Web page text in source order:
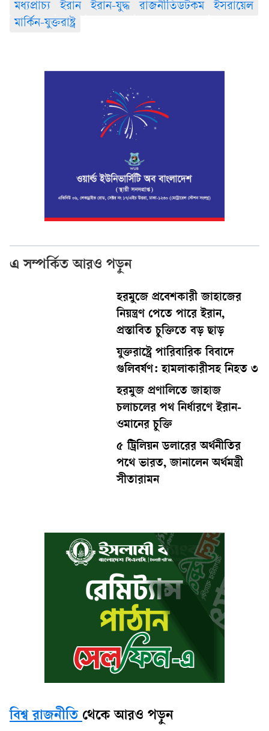
মধ্যপ্রাচ্য ইরান ইরান-যুদ্ধ রাজনীতিডটকম
ইসরায়েল
মার্কিন-যুক্তরাষ্ট্র
এ সম্পর্কিত আরও পড়ুন
হরমুজে প্রবেশকারী জাহাজের
নিয়ন্ত্রণ পেতে পারে ইরান,
প্রস্তাবিত চুক্তিতে বড় ছাড়
যুক্তরাষ্ট্রে পারিবারিক বিবাদে
গুলিবর্ষণ: হামলাকারীসহ নিহত ৩
হরমুজ প্রণালিতে জাহাজ
চলাচলের পথ নির্ধারণে ইরান-
ওমানের চুক্তি
৫ ট্রিলিয়ন ডলারের অর্থনীতির
পথে ভারত, জানালেন অর্থমন্ত্রী
সীতারামন
বিশ্ব রাজনীতি থেকে আরও পড়ুন